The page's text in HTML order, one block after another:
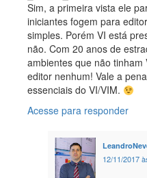
Sim, a primeira vista ele
iniciantes fogem para
simples. Porém VI está
não. Com 20 anos de
ambientes que não
editor nenhum! Vale a
essenciais do VI/VIM.
Acesse para responder
12/11/2017